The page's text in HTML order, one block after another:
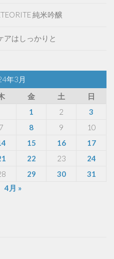
純米吟醸
アはしっかりと
年3月
金 土
日
1
2
3
7 8 9
10
15 16
17
22 23
24
29 30
31
4月 »